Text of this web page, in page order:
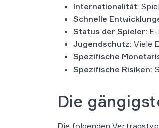
Internationalität:
Schnelle
Status der Spieler:
Jugendschutz: Viele
Spezifische
Spezifische Risiken:
Die
Die folgenden